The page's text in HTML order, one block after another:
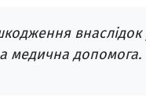
медична допомога.